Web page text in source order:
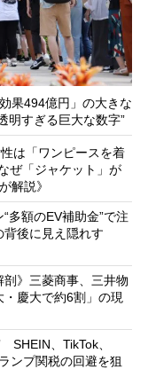
果494億円」の大きな
明すぎる巨大な数字”
は「ワンピースを着
ぜ「ジャケット」が
解説》
多額のEV補助金”で注
後に見え隠れす
剖》三菱商事、三井物
慶大で約6割」の現
SHEIN、TikTok、
ンプ関税の回避を狙